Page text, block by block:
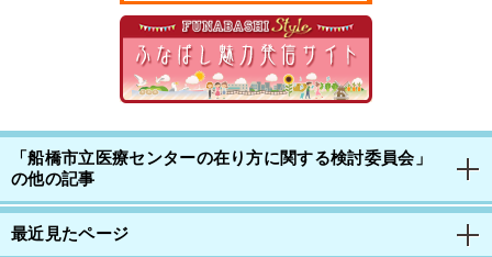
「船橋市立医療センターの在り方に関する検討委員会」
の他の記事
最近見たページ